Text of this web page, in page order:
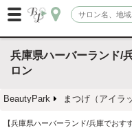
兵庫県ハーバーランド/
ロン
BeautyPark まつげ（アイラ
【兵庫県ハーバーランド/兵庫でお